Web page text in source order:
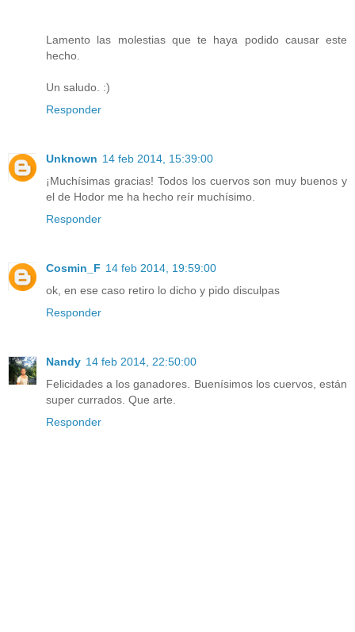
Lamento las molestias que te haya podido causar este
hecho.
Un saludo. :)
Responder
Unknown 14 feb 2014, 15:39:00
¡Muchísimas gracias! Todos los cuervos son muy buenos y
el de Hodor me ha hecho reír muchísimo.
Responder
Cosmin_F 14 feb 2014, 19:59:00
ok, en ese caso retiro lo dicho y pido disculpas
Responder
Nandy 14 feb 2014, 22:50:00
Felicidades a los ganadores. Buenísimos los cuervos, están
super currados. Que arte.
Responder